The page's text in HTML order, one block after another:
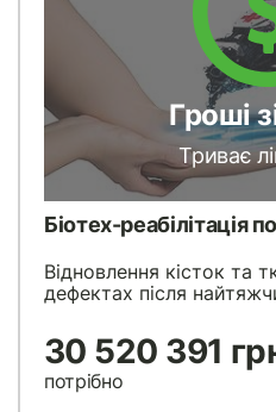
Гроші
Триває
Біотех-реабілітація
Відновлення кісток та
дефектах після
30 520 391
потрібно